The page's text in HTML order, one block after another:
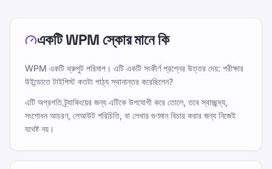
একটি WPM স্কোর মানে কি
WPM একটি থ্রুপুট পরিমাপ। এটি একটি সংকীর্ণ প্রশ্নের উত্তর দেয়: পরীক্ষার
উইন্ডোতে টাইপিস্ট কতটা পাঠ্য স্থানান্তর করেছিলেন?
এটি অগ্রগতি ট্র্যাকিংয়ের জন্য এটিকে উপযোগী করে তোলে, তবে স্বাচ্ছন্দ্য,
সংশোধন আচরণ, লেআউট পরিচিতি, বা লেখার গুণমান বিচার করার জন্য নিজেই
যথেষ্ট নয়।